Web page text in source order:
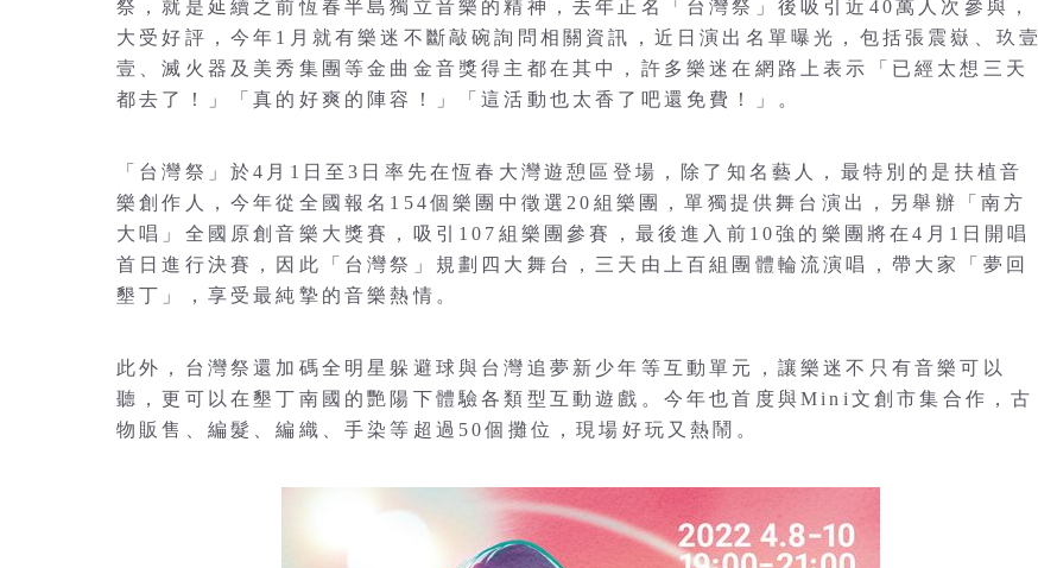
祭，就是延續之前恆春半島獨立音樂的精神，去年正名「台灣祭」後吸引近40萬人次參與，
大受好評，今年1月就有樂迷不斷敲碗詢問相關資訊，近日演出名單曝光，包括張震嶽、玖壹
壹、滅火器及美秀集團等金曲金音獎得主都在其中，許多樂迷在網路上表示「已經太想三天
都去了！」「真的好爽的陣容！」「這活動也太香了吧還免費！」。
「台灣祭」於4月1日至3日率先在恆春大灣遊憩區登場，除了知名藝人，最特別的是扶植音
樂創作人，今年從全國報名154個樂團中徵選20組樂團，單獨提供舞台演出，另舉辦「南方
大唱」全國原創音樂大獎賽，吸引107組樂團參賽，最後進入前10強的樂團將在4月1日開唱
首日進行決賽，因此「台灣祭」規劃四大舞台，三天由上百組團體輪流演唱，帶大家「夢回
墾丁」，享受最純摯的音樂熱情。
此外，台灣祭還加碼全明星躲避球與台灣追夢新少年等互動單元，讓樂迷不只有音樂可以
聽，更可以在墾丁南國的艷陽下體驗各類型互動遊戲。今年也首度與Mini文創市集合作，古
物販售、編髮、編織、手染等超過50個攤位，現場好玩又熱鬧。